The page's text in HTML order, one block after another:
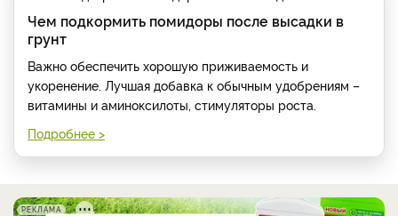
Чем подкормить помидоры после высадки в
грунт
Важно обеспечить хорошую приживаемость и
укоренение. Лучшая добавка к обычным удобрениям –
витамины и аминоксилоты, стимуляторы роста.
Подробнее >
РЕКЛАМА